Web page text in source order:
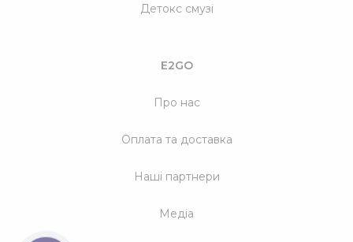
Детокс смузі
E2GO
Про нас
Оплата та доставка
Наші партнери
Медіа